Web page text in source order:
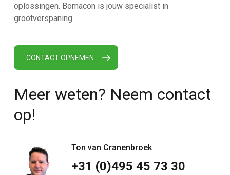
oplossingen. Bomacon is jouw specialist in
grootverspaning.
CONTACT OPNEMEN
Meer weten? Neem contact
op!
Ton van Cranenbroek
+31 (0)495 45 73 30